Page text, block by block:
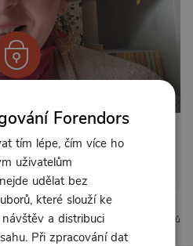
odemčení
sepřihlaste
5 líbí 2 komentářů
Forendors
tím lépe, čím více ho
uživatelům
udělat bez
které slouží ke
a distribuci
Při zpracování dat